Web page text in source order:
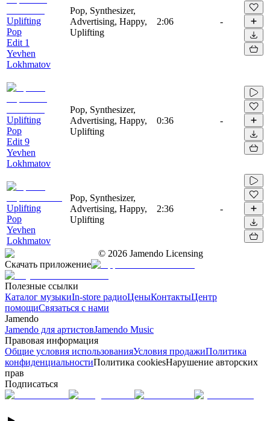
Uplifting
Pop
Edit 1
Yevhen
Lokhmatov
Pop, Synthesizer,
Advertising, Happy,
Uplifting
2:06 -
Uplifting
Pop
Edit 9
Yevhen
Lokhmatov
Pop, Synthesizer,
Advertising, Happy,
Uplifting
0:36 -
Uplifting
Pop
Yevhen
Lokhmatov
Pop, Synthesizer,
Advertising, Happy,
Uplifting
2:36 -
© 2026 Jamendo Licensing
Скачать приложение
Полезные ссылки
Каталог музыкиIn-store радиоЦеныКонтактыЦентр
помощиСвязаться с нами
Jamendo
Jamendo для артистовJamendo Music
Правовая информация
Общие условия использованияУсловия продажиПолитика
конфиденциальностиПолитика cookiesНарушение авторских
прав
Подписаться